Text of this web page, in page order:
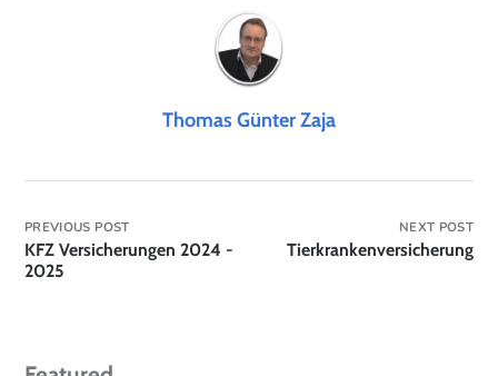
Thomas Günter Zaja
PREVIOUS POST
KFZ Versicherungen 2024 -
2025
NEXT POST
Tierkrankenversicherung